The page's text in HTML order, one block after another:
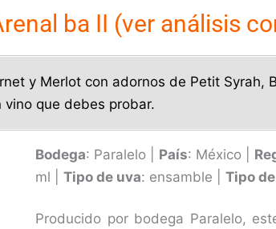
ba II (ver análisis
y Merlot con adornos de Petit Syrah,
que debes probar.
Bodega: Paralelo | País: México |
ml | Tipo de uva: ensamble | Tipo
Producido por bodega Paralelo,